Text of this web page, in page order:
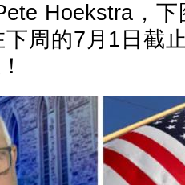
Hoekstra，
周的7月1日截